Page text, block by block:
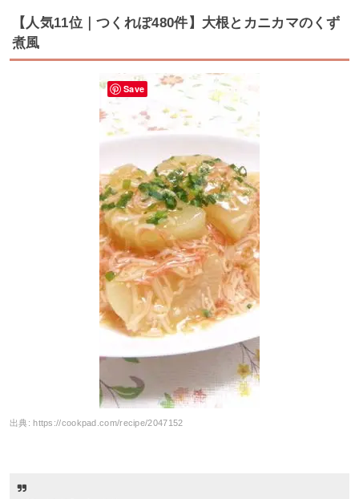
【人気11位｜つくれぽ480件】大根とカニカマのくず
煮風
出典: https://cookpad.com/recipe/2047152
Save